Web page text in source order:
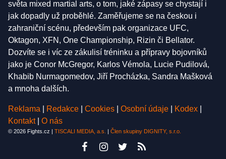
světa mixed martial arts, o tom, jaké zápasy se chystají i
jak dopadly už proběhlé. Zaměřujeme se na českou i
zahraniční scénu, především pak organizace UFC,
Oktagon, XFN, One Championship, Rizin či Bellator.
Dozvíte se i víc ze zákulisí tréninku a přípravy bojovníků
jako je Conor McGregor, Karlos Vémola, Lucie Pudilová,
Khabib Nurmagomedov, Jiří Procházka, Sandra Mašková
a mnoha dalších.
Reklama Redakce Cookies Osobní údaje Kodex
Kontakt
O nás
© 2026 Fights.cz | TISCALI MEDIA, a.s. Člen skupiny DIGNITY, s.r.o.